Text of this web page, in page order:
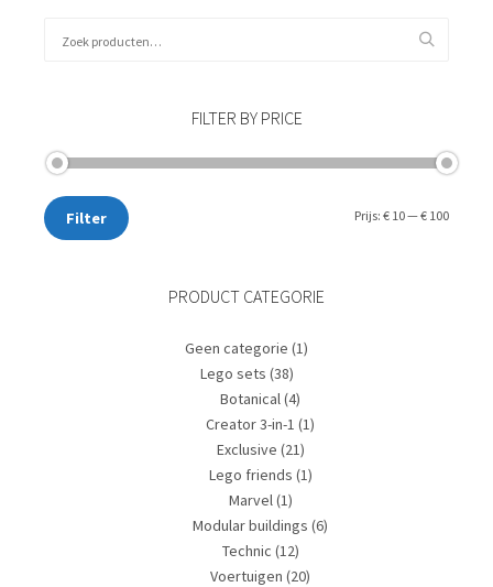
FILTER BY PRICE
Min.
Max.
Filter Prijs: € 10—€ 100
PRODUCT CATEGORIE
Geen categorie (1)
Lego sets (38)
Botanical(4)
Creator 3-in-1 (1)
Exclusive (21)
Lego friends (1)
Marvel(1)
Modular buildings (6)
Technic (12)
Voertuigen (20)